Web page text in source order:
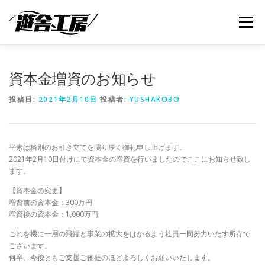
メニュー
資本金増資のお知らせ
投稿日: 2021年2月10日 投稿者: YUSHAKOBO
平素は格別のお引き立てを賜り厚く御礼申し上げます。
2021年2月10日付けにて資本金の増資を行いましたのでここにお知らせ致し
ます。
【資本金の変更】
増資前の資本金：300万円
増資後の資本金：1,000万円
これを機に一層の飛躍と事業の拡大をはかるよう社員一同努力いたす所存で
ございます。
何卒、今後ともご支援ご鞭撻のほどよろしくお願いいたします。